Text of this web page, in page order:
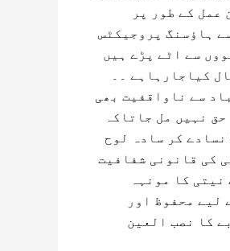
عمل کے طور پر
ہاﺅسنگ پروجیکٹس
سے اٹے پڑے ہیں
کیاجارہاہے ۔۔
سے ناواقفیت بھی
نہیں مل جاتاکہ
کر سادہ لوح
کی قانونی شفافیت
کا مونہہ
لیے محفوظ اور
کا نصب العین